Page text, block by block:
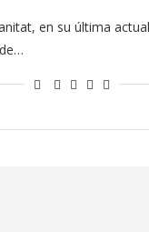
en su última